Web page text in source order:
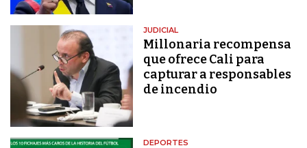
JUDICIAL
Millonaria recompensa
que ofrece Cali para
capturar a responsables
de incendio
DEPORTES